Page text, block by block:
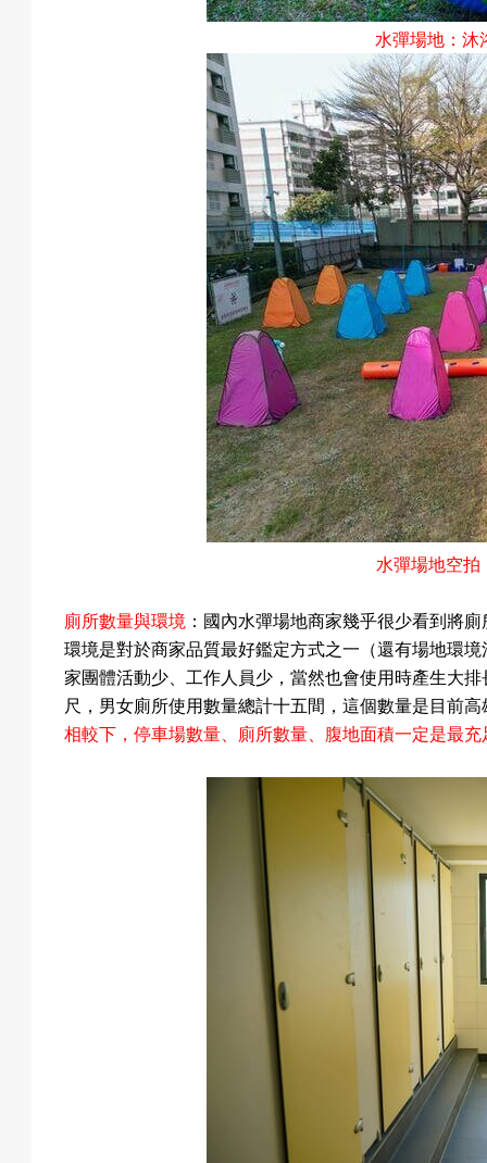
水彈場地： 沐
水彈場地空拍
廁所數量與環境 ：國內水彈場地商家幾乎很少看到將
環境是對於商家品質最好鑑定方式之一（還有場地環境
家團體活動少 、工作人員少，當然也會使用時產生大
尺，男女廁所使用數量總計十五間，這個數量是目前高
相較下，停車場數量 、廁所數量 、腹地面積一定是最充